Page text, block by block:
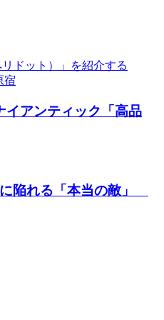
アンティック「高品
陥れる「本当の敵」